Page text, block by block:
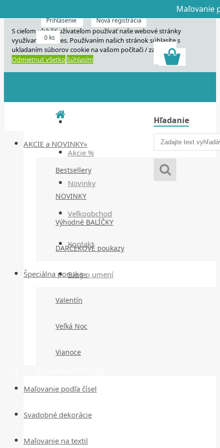
S cieľom uľahčiť užívateľom používať naše webové stránky
využívame cookies. Používaním našich stránok súhlasíte s
ukladaním súborov cookie na vašom počítači / zariadení.
Odmietnuť všetko Súhlasím
Akcie %
Novinky
Veľkoobchod
Kontakt
Blog o umení
Hľadanie
Prihlásenie Nová registrácia
0 ks
AKCIE a NOVINKY»
Bestsellery
NOVINKY
Výhodné BALÍČKY
DARČEKOVÉ poukazy
Špeciálna ponuka»
Valentín
Veľká Noc
Vianoce
Maľovanie podľa čísel
Svadobné dekorácie
Maľovanie na textil
Dnes
Dnes veľký
Maľovanie